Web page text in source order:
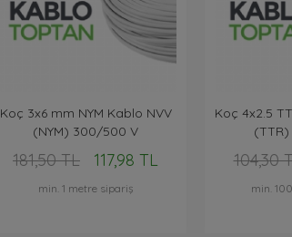
Koç 3x6 mm NYM Kablo NVV
(NYM) 300/500 V
181,50 TL 117,98 TL
min. 1 metre sipariş
Koç 4x2.5
104,30
min.